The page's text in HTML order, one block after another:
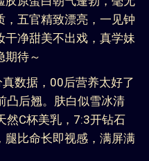
然C杯美乳，7:3开钻石
比命长即视感，满屏满
，没有套路全是真情流
龙、吞精、拍摄，无所
不可多得的宝藏款，划
/清纯气质必入